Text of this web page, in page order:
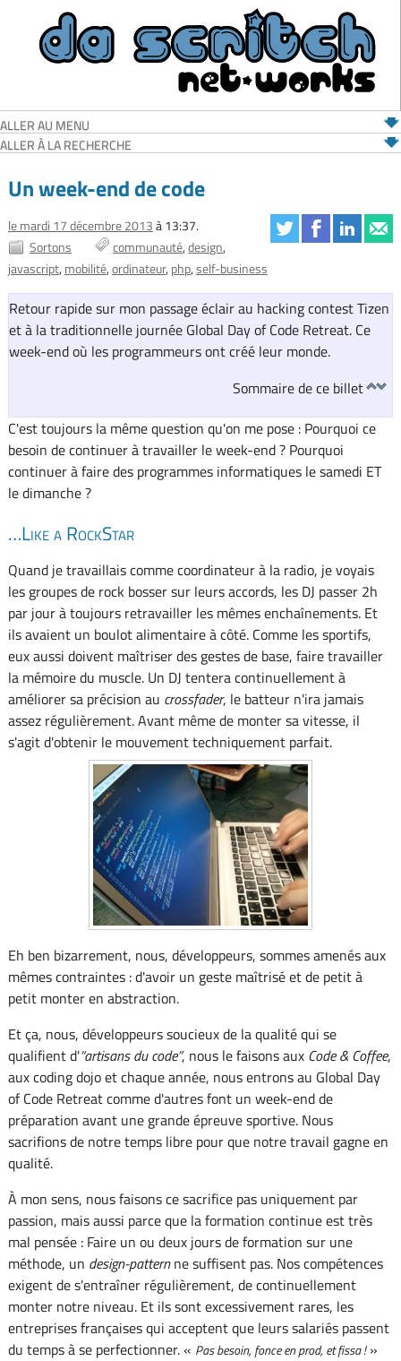
ALLER AU MENU
ALLER À LA RECHERCHE
Un week-end de code
le mardi 17 décembre 2013à 13:37.
Sortons
communauté design
javascript mobilité ordinateur php self-business
Retour rapide sur mon passage éclair au hacking contest Tizen
et à la traditionnelle journée Global Day of Code Retreat. Ce
week-end où les programmeurs ont créé leur monde.
Sommaire de ce billet
C'est toujours la même question qu'on me pose : Pourquoi ce
besoin de continuer à travailler le week-end ? Pourquoi
continuer à faire des programmes informatiques le samedi ET
le dimanche ?
…Like a RockStar
Quand je travaillais comme coordinateur à la radio, je voyais
les groupes de rock bosser sur leurs accords, les DJ passer 2h
par jour à toujours retravailler les mêmes enchaînements. Et
ils avaient un boulot alimentaire à côté. Comme les sportifs,
eux aussi doivent maîtriser des gestes de base, faire travailler
la mémoire du muscle. Un DJ tentera continuellement à
améliorer sa précision au crossfader, le batteur n'ira jamais
assez régulièrement. Avant même de monter sa vitesse, il
s'agit d'obtenir le mouvement techniquement parfait.
Eh ben bizarrement, nous, développeurs, sommes amenés aux
mêmes contraintes : d'avoir un geste maîtrisé et de petit à
petit monter en abstraction.
Et ça, nous, développeurs soucieux de la qualité qui se
qualifient d' artisans du code , nous le faisons aux Code & Coffee,
aux coding dojo et chaque année, nous entrons au Global Day
of Code Retreat comme d'autres font un week-end de
préparation avant une grande épreuve sportive. Nous
sacrifions de notre temps libre pour que notre travail gagne en
qualité.
À mon sens, nous faisons ce sacrifice pas uniquement par
passion, mais aussi parce que la formation continue est très
mal pensée : Faire un ou deux jours de formation sur une
méthode, un design-patternne suffisent pas. Nos compétences
exigent de s'entraîner régulièrement, de continuellement
monter notre niveau. Et ils sont excessivement rares, les
entreprises françaises qui acceptent que leurs salariés passent
du temps à se perfectionner. « Pas besoin, fonce en prod, et fissa !»